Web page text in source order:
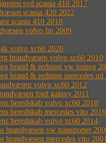
syd scania 410 2017
scania 420 2022
scania 410 2018
volvo fm 2009
volvo xc60 2020
brandvæsen volvo xc60 2010
brand & redning vw toureg
brand & redning mercedes ml
volvo xc60 2012
ford galaxy 2011
beredskab volvo xc60 2018
beredskab mercedes vito 2016
beredskab volvo xc60 2014
brandvæsen vw transporter
brandvæsen mercedes vito 2001